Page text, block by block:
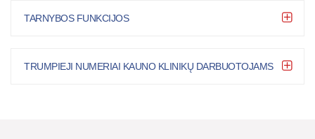
TARNYBOS FUNKCIJOS
TRUMPIEJI NUMERIAI KAUNO KLINIKŲ DARBUOTOJAMS